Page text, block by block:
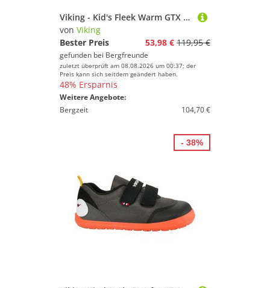
Viking - Kid's Fleek Warm GTX Zip - Winterschuhe Gr 33 schwarz
von Viking
Bester Preis
53,98 € 119,95 €
gefunden bei Bergfreunde
zuletzt überprüft am 08.08.2026 um 00:37; der
Preis kann sich seitdem geändert haben.
48% Ersparnis
Weitere Angebote:
Bergzeit
104,70 €
- 38%